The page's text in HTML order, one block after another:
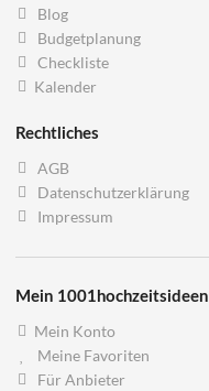
Blog
Budgetplanung
Checkliste
Kalender
Rechtliches
AGB
Datenschutzerklärung
Impressum
Mein 1001hochzeitsideen
Mein Konto
Meine Favoriten
Für Anbieter